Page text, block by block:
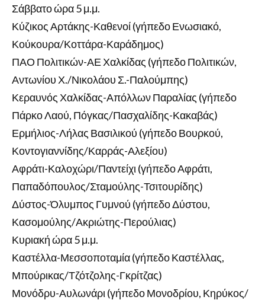
Σάββατο ώρα 5 μ.μ.
Κύζικος Αρτάκης-Καθενοί (γήπεδο Ενωσιακό,
Κούκουρα/Κοττάρα-Καράδημος)
ΠΑΟ Πολιτικών-ΑΕ Χαλκίδας (γήπεδο Πολιτικών,
Αντωνίου Χ./Νικολάου Σ.-Παλούμπης)
Κεραυνός Χαλκίδας-Απόλλων Παραλίας (γήπεδο
Πάρκο Λαού, Πόγκας/Πασχαλίδης-Κακαβάς)
Ερμήλιος-Λήλας Βασιλικού (γήπεδο Βουρκού,
Κοντογιαννίδης/Καρράς-Αλεξίου)
Αφράτι-Καλοχώρι/Παντείχι (γήπεδο Αφράτι,
Παπαδόπουλος/Σταμούλης-Τσιτουρίδης)
Δύστος-Όλυμπος Γυμνού (γήπεδο Δύστου,
Κασομούλης/Ακριώτης-Περούλιας)
Κυριακή ώρα 5 μ.μ.
Καστέλλα-Μεσσοποταμία (γήπεδο Καστέλλας,
Μπούρικας/Τζότζολης-Γκρίτζας)
Μονόδρυ-Αυλωνάρι (γήπεδο Μονοδρίου, Κηρύκος/